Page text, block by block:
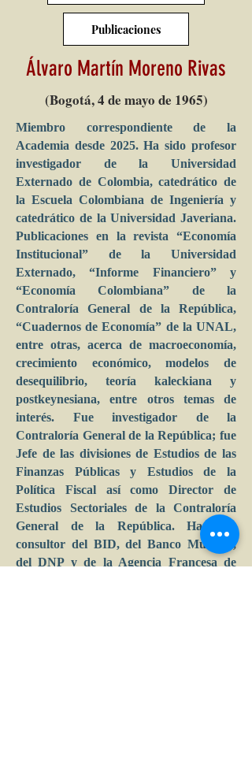
Publicaciones
Álvaro Martín Moreno Rivas
(Bogotá, 4 de mayo de 1965)
Miembro correspondiente de la
Academia desde 2025. Ha sido profesor
investigador de la Universidad
Externado de Colombia, catedrático de
la Escuela Colombiana de Ingeniería y
catedrático de la Universidad Javeriana.
Publicaciones en la revista “Economía
Institucional” de la Universidad
Externado, “Informe Financiero” y
“Economía Colombiana” de la
Contraloría General de la República,
“Cuadernos de Economía” de la UNAL,
entre otras, acerca de macroeconomía,
crecimiento económico, modelos de
desequilibrio, teoría kaleckiana y
postkeynesiana, entre otros temas de
interés. Fue investigador de la
Contraloría General de la República; fue
Jefe de las divisiones de Estudios de las
Finanzas Públicas y Estudios de la
Política Fiscal así como Director de
Estudios Sectoriales de la Contraloría
General de la República. Ha sido
consultor del BID, del Banco Mundial,
del DNP y de la Agencia Francesa de